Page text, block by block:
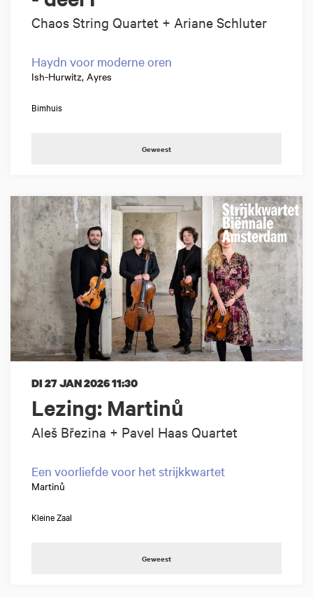
Chaos String Quartet + Ariane Schluter
Haydn voor moderne oren
Ish-Hurwitz, Ayres
Bimhuis
Geweest
Lezing: Martinů
Aleš Březina + Pavel Haas Quartet
DI 27 JAN 202611:30
Een voorliefde voor het strijkkwartet
Martinů
Kleine Zaal
Geweest